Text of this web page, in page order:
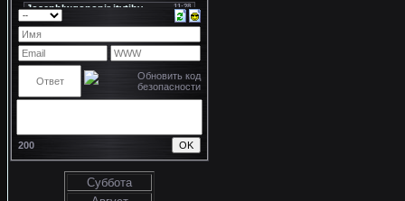
200
Суббота